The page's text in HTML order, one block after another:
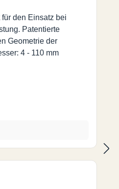
Patentierte
Geometrie der